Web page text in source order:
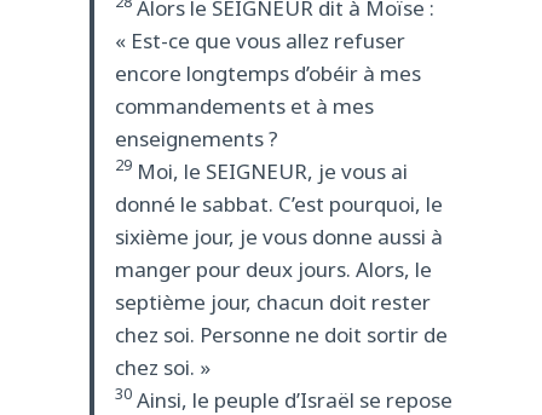
Alors le SEIGNEUR dit à Moïse :
« Est-ce que vous allez refuser
encore longtemps d’obéir à mes
commandements et à mes
enseignements ?
29Moi, le SEIGNEUR, je vous ai
donné le sabbat. C’est pourquoi, le
sixième jour, je vous donne aussi à
manger pour deux jours. Alors, le
septième jour, chacun doit rester
chez soi. Personne ne doit sortir de
chez soi. »
30Ainsi, le peuple d’Israël se repose